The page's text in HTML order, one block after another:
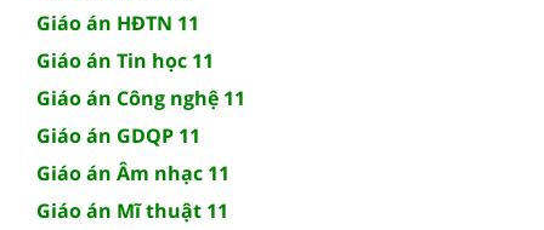
Giáo án HĐTN 11
Giáo án Tin học 11
Giáo án Công nghệ 11
Giáo án GDQP 11
Giáo án Âm nhạc 11
Giáo án Mĩ thuật 11